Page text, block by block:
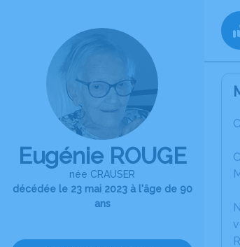
Eugénie ROUGE
née CRAUSER
décédée le 23 mai 2023 à l'âge de 90
ans